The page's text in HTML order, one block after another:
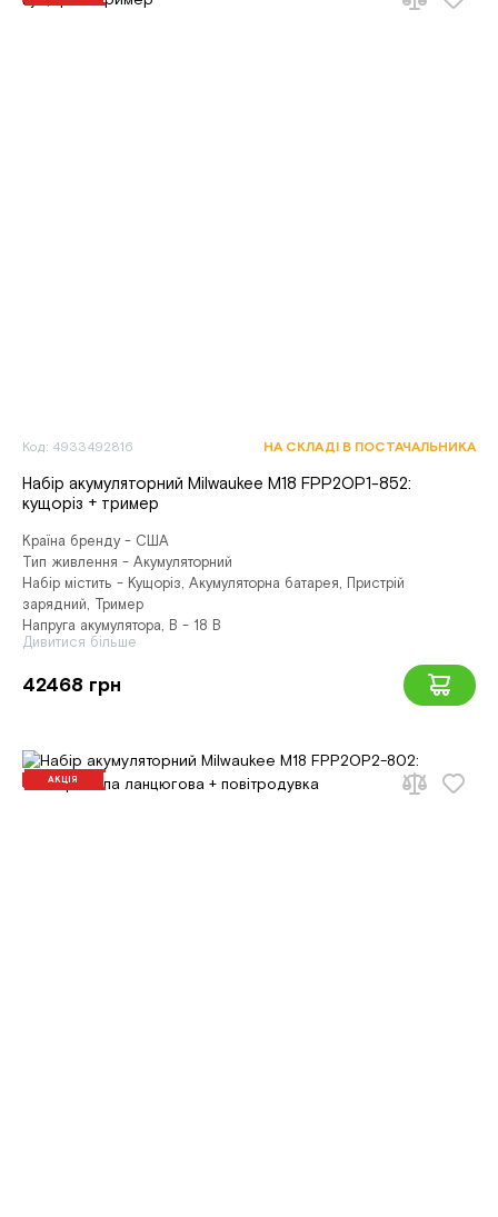
Код: 4933492816 НА СКЛАДІ В ПОСТАЧАЛЬНИКА
Набір акумуляторний Milwaukee M18 FPP2OP1-852:
кущоріз + тример
Країна бренду - США
Тип живлення - Акумуляторний
Набір містить - Кущоріз, Акумуляторна батарея, Пристрій
зарядний, Тример
Напруга акумулятора, В - 18 В
Дивитися більше
42468 грн
АКЦІЯ